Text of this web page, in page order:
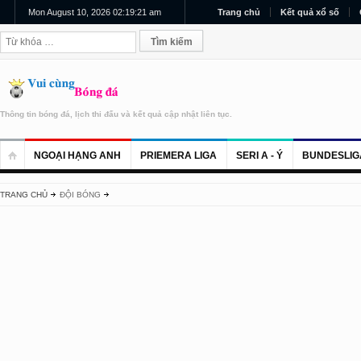
Mon August 10, 2026 02:19:22 am Trang chủ Kết quả xổ số
Thông tin bóng đá, lịch thi đấu và kết quả cập nhật liên tục.
NGOẠI HẠNG ANH PRIEMERA LIGA SERI A - Ý
TRANG CHỦ ĐỘI BÓNG